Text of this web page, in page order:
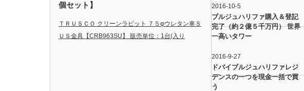
個セット】
ＴＲＵＳＣＯ クリーンラビット ７５φウレタン車Ｓ
ＵＳ金具【CRB963SU】 販売単位：1台(入り
2016-10-5
ブルジュハリファ購入＆登記
完了（約２億５千万円） 世界
一高いタワー
2016-9-27
ドバイブルジュハリファレジ
デンスの一つを現金一括で買
う